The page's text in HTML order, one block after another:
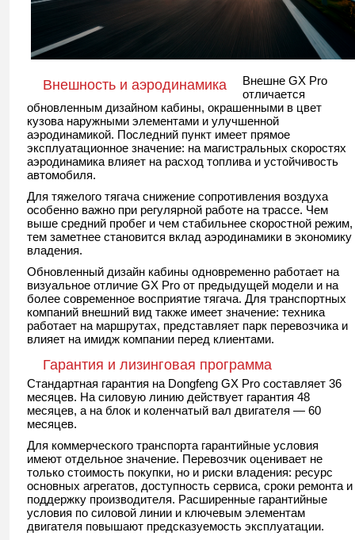
Внешность и аэродинамика
Внешне GX Pro
отличается
обновленным дизайном кабины, окрашенными в цвет
кузова наружными элементами и улучшенной
аэродинамикой. Последний пункт имеет прямое
эксплуатационное значение: на магистральных скоростях
аэродинамика влияет на расход топлива и устойчивость
автомобиля.
Для тяжелого тягача снижение сопротивления воздуха
особенно важно при регулярной работе на трассе. Чем
выше средний пробег и чем стабильнее скоростной режим,
тем заметнее становится вклад аэродинамики в экономику
владения.
Обновленный дизайн кабины одновременно работает на
визуальное отличие GX Pro от предыдущей модели и на
более современное восприятие тягача. Для транспортных
компаний внешний вид также имеет значение: техника
работает на маршрутах, представляет парк перевозчика и
влияет на имидж компании перед клиентами.
Гарантия и лизинговая программа
Стандартная гарантия на Dongfeng GX Pro составляет 36
месяцев. На силовую линию действует гарантия 48
месяцев, а на блок и коленчатый вал двигателя — 60
месяцев.
Для коммерческого транспорта гарантийные условия
имеют отдельное значение. Перевозчик оценивает не
только стоимость покупки, но и риски владения: ресурс
основных агрегатов, доступность сервиса, сроки ремонта и
поддержку производителя. Расширенные гарантийные
условия по силовой линии и ключевым элементам
двигателя повышают предсказуемость эксплуатации.